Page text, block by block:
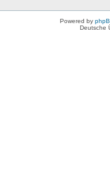
Powered by
Deutsche